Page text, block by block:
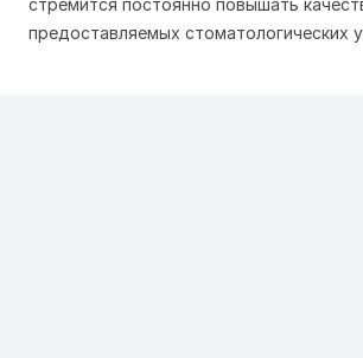
стремится постоянно повышать
предоставляемых стоматологических